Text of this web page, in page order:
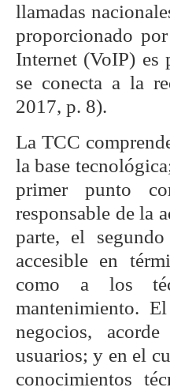
llamadas
proporcionado
Internet (VoIP) es
se conecta a la
2017, p. 8).
La TCC
la base
primer punto
responsable de la
parte, el
accesible en
como a los
mantenimiento.
negocios,
usuarios; y en el
conocimientos